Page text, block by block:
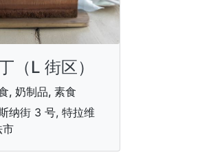
（L 街区）
, 奶制品, 素食
纳街 3 号, 特拉维
市